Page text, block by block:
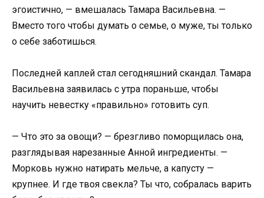
эгоистично, — вмешалась Тамара Васильевна. —
Вместо того чтобы думать о семье, о муже, ты только
о себе заботишься.
Последней каплей стал сегодняшний скандал. Тамара
Васильевна заявилась с утра пораньше, чтобы
научить невестку «правильно» готовить суп.
— Что это за овощи? — брезгливо поморщилась она,
разглядывая нарезанные Анной ингредиенты. —
Морковь нужно натирать мельче, а капусту —
крупнее. И где твоя свекла? Ты что, собралась варить